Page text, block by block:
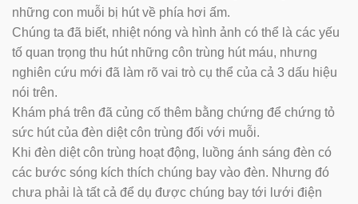
những con muỗi bị hút về phía hơi ấm.
Chúng ta đã biết, nhiệt nóng và hình ảnh có thể là các yếu
tố quan trọng thu hút những côn trùng hút máu, nhưng
nghiên cứu mới đã làm rõ vai trò cụ thể của cả 3 dấu hiệu
nói trên.
Khám phá trên đã củng cố thêm bằng chứng để chứng tỏ
sức hút của đèn diệt côn trùng đối với muỗi.
Khi đèn diệt côn trùng hoạt động, luồng ánh sáng đèn có
các bước sóng kích thích chúng bay vào đèn. Nhưng đó
chưa phải là tất cả để dụ được chúng bay tới lưới điện